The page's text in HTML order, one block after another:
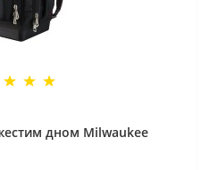
дном Milwaukee